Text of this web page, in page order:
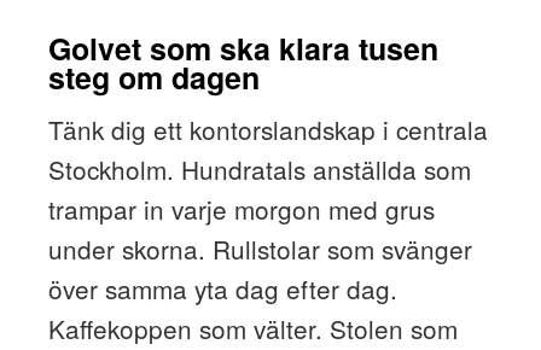
Golvet som ska klara tusen
steg om dagen
Tänk dig ett kontorslandskap i centrala
Stockholm. Hundratals anställda som
trampar in varje morgon med grus
under skorna. Rullstolar som svänger
över samma yta dag efter dag.
Kaffekoppen som välter. Stolen som